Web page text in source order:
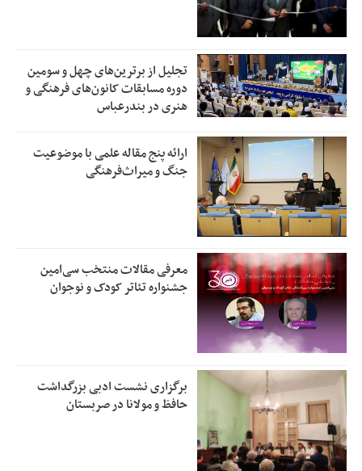
تجلیل از بر‌ترین‌های چهل و سومین
دوره مسابقات کانون‌های فرهنگی و
هنری در بندرعباس
ارائه پنج مقاله علمی با موضوعیت
جنگ و میراث‌فرهنگی
معرفی مقالات منتخب سی‌امین
جشنواره تئاتر کودک و نوجوان
برگزاری نشست ادبی بزرگداشت
حافظ و مولانا در صربستان